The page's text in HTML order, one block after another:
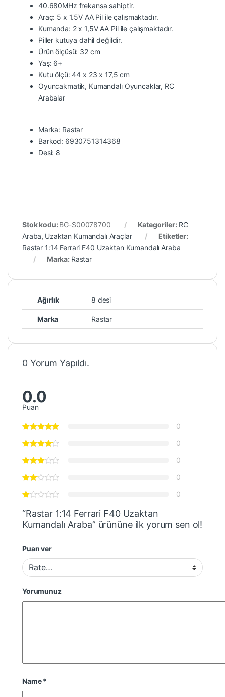
40.680MHz frekansa sahiptir.
Araç: 5 x 1.5V AA Pil ile çalışmaktadır.
Kumanda: 2 x 1,5V AA Pil ile çalışmaktadır.
Piller kutuya dahil değildir.
Ürün ölçüsü: 32 cm
Yaş: 6+
Kutu ölçü: 44 x 23 x 17,5 cm
Oyuncakmatik, Kumandalı Oyuncaklar, RC
Arabalar
Marka: Rastar
Barkod: 6930751314368
Desi: 8
Stok kodu: BG-S00078700 Kategoriler: RC
Araba, Uzaktan Kumandalı Araçlar
Etiketler:
Rastar 1:14 Ferrari F40 Uzaktan Kumandalı Araba
Marka: Rastar
Ağırlık 8 desi
Marka Rastar
0 Yorum Yapıldı.
0.0
Puan
0
0
0
0
0
“Rastar 1:14 Ferrari F40 Uzaktan
Kumandalı Araba” ürününe ilk yorum sen ol!
Puan ver
Yorumunuz
Name*